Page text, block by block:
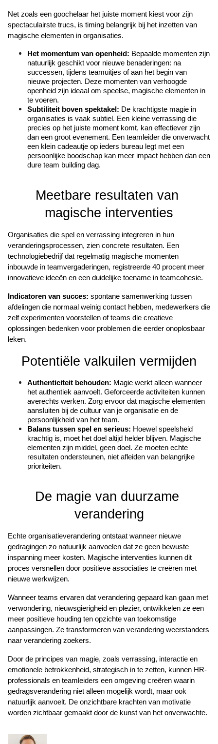
Net zoals een goochelaar het juiste moment kiest voor zijn
spectaculairste trucs, is timing belangrijk bij het inzetten van
magische elementen in organisaties.
Het momentum van openheid: Bepaalde momenten zijn
natuurlijk geschikt voor nieuwe benaderingen: na
successen, tijdens teamuitjes of aan het begin van
nieuwe projecten. Deze momenten van verhoogde
openheid zijn ideaal om speelse, magische elementen in
te voeren.
Subtiliteit boven spektakel: De krachtigste magie in
organisaties is vaak subtiel. Een kleine verrassing die
precies op het juiste moment komt, kan effectiever zijn
dan een groot evenement. Een teamleider die onverwacht
een klein cadeautje op ieders bureau legt met een
persoonlijke boodschap kan meer impact hebben dan een
dure team building dag.
Meetbare resultaten van
magische interventies
Organisaties die spel en verrassing integreren in hun
veranderingsprocessen, zien concrete resultaten. Een
technologiebedrijf dat regelmatig magische momenten
inbouwde in teamvergaderingen, registreerde 40 procent meer
innovatieve ideeën en een duidelijke toename in teamcohesie.
Indicatoren van succes: spontane samenwerking tussen
afdelingen die normaal weinig contact hebben, medewerkers die
zelf experimenten voorstellen of teams die creatieve
oplossingen bedenken voor problemen die eerder onoplosbaar
leken.
Potentiële valkuilen vermijden
Authenticiteit behouden: Magie werkt alleen wanneer
het authentiek aanvoelt. Geforceerde activiteiten kunnen
averechts werken. Zorg ervoor dat magische elementen
aansluiten bij de cultuur van je organisatie en de
persoonlijkheid van het team.
Balans tussen spel en serieus: Hoewel speelsheid
krachtig is, moet het doel altijd helder blijven. Magische
elementen zijn middel, geen doel. Ze moeten echte
resultaten ondersteunen, niet afleiden van belangrijke
prioriteiten.
De magie van duurzame
verandering
Echte organisatieverandering ontstaat wanneer nieuwe
gedragingen zo natuurlijk aanvoelen dat ze geen bewuste
inspanning meer kosten. Magische interventies kunnen dit
proces versnellen door positieve associaties te creëren met
nieuwe werkwijzen.
Wanneer teams ervaren dat verandering gepaard kan gaan met
verwondering, nieuwsgierigheid en plezier, ontwikkelen ze een
meer positieve houding ten opzichte van toekomstige
aanpassingen. Ze transformeren van verandering weerstanders
naar verandering zoekers.
Door de principes van magie, zoals verrassing, interactie en
emotionele betrokkenheid, strategisch in te zetten, kunnen HR-
professionals en teamleiders een omgeving creëren waarin
gedragsverandering niet alleen mogelijk wordt, maar ook
natuurlijk aanvoelt. De onzichtbare krachten van motivatie
worden zichtbaar gemaakt door de kunst van het onverwachte.